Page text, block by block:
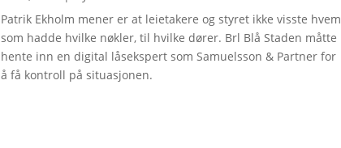
Patrik Ekholm mener er at leietakere og styret ikke visste hvem
som hadde hvilke nøkler, til hvilke dører. Brl Blå Staden måtte
hente inn en digital låsekspert som Samuelsson & Partner for
å få kontroll på situasjonen.